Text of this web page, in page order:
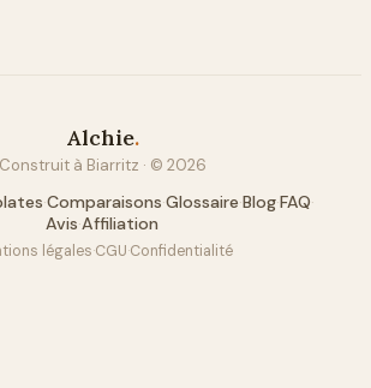
Alchie.
Construit à Biarritz · © 2026
·Comparaisons·Glossaire·Blog·FAQ·
Avis·Affiliation
légales·CGU·Confidentialité